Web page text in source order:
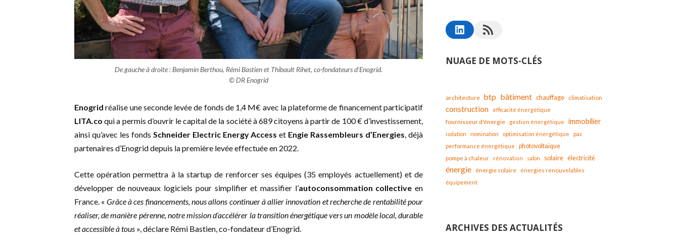
De gauche à droite : Benjamin Berthou, Rémi Bastien et Thibault Rihet, co-fondateurs d'Enogrid.
© DR Enogrid
Enogrid réalise une seconde levée de fonds de 1,4 M€ avec la plateforme de financement participatif
LITA.co qui a permis d’ouvrir le capital de la société à 689 citoyens à partir de 100 € d’investissement,
ainsi qu’avec les fonds Schneider Electric Energy Access et Engie Rassembleurs d’Energies, déjà
partenaires d’Enogrid depuis la première levée effectuée en 2022.
Cette opération permettra à la startup de renforcer ses équipes (35 employés actuellement) et de
développer de nouveaux logiciels pour simplifier et massifier l’autoconsommation collective en
France. « Grâce à ces financements, nous allons continuer à allier innovation et recherche de rentabilité pour
réaliser, de manière pérenne, notre mission d’accélérer la transition énergétique vers un modèle local, durable
et accessible à tous », déclare Rémi Bastien, co-fondateur d’Enogrid.
NUAGE DE MOTS-CLÉS
architecture btp bâtiment chauffage climatisation
construction efficacité énergétique
fournisseur d'énergie gestion énergétique immobilier
isolation nomination optimisation énergétique
pac
performance énergétique
photovoltaïque
pompe à chaleur rénovation salon solaire électricité
énergie énergie solaire
énergies renouvelables
équipement
ARCHIVES DES ACTUALITÉS